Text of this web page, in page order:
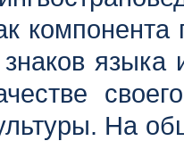
компонента
языка
На